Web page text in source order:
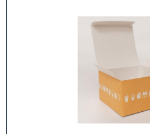
for o segmento, o
diferentes contatos por meio da
outros.Um bom cartão de
empresa que é entregue
parceiros ou fornecedores.
elaborar algum é necessário